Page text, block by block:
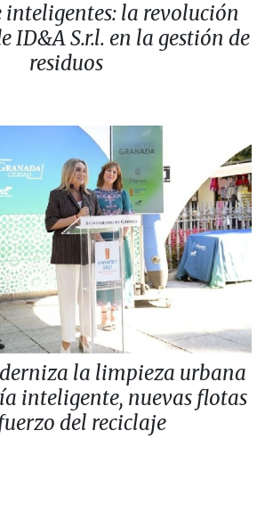
inteligentes: la revolución
ID&A S.r.l. en la gestión de
residuos
la limpieza urbana
inteligente, nuevas flotas
del reciclaje